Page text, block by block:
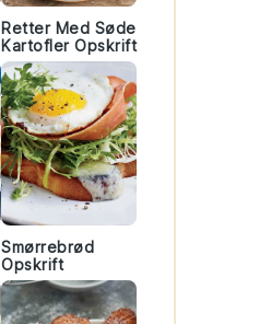
Retter Med Søde
Kartofler Opskrift
Smørrebrød
Opskrift